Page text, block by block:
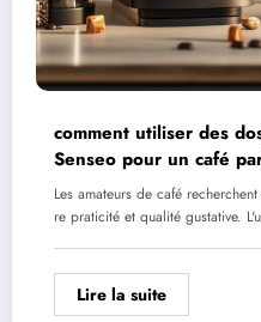
comment utiliser des
Senseo pour un café
Les amateurs de café
re praticité et qualité gustative.
Lire la suite